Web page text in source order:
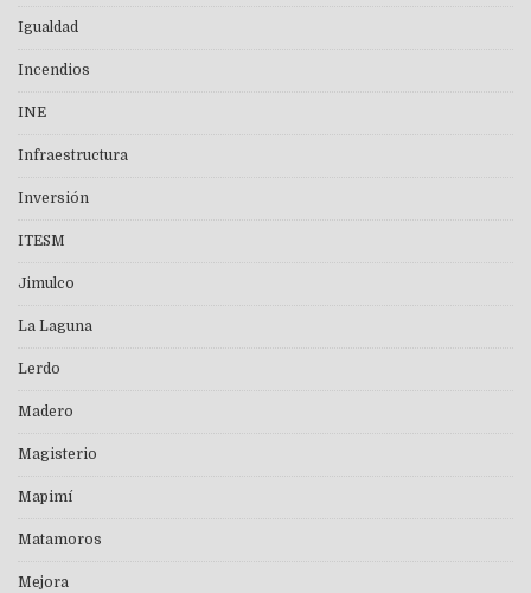
Igualdad
Incendios
INE
Infraestructura
Inversión
ITESM
Jimulco
La Laguna
Lerdo
Madero
Magisterio
Mapimí
Matamoros
Mejora